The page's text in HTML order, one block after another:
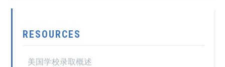
RESOURCES
美国学校录取概述